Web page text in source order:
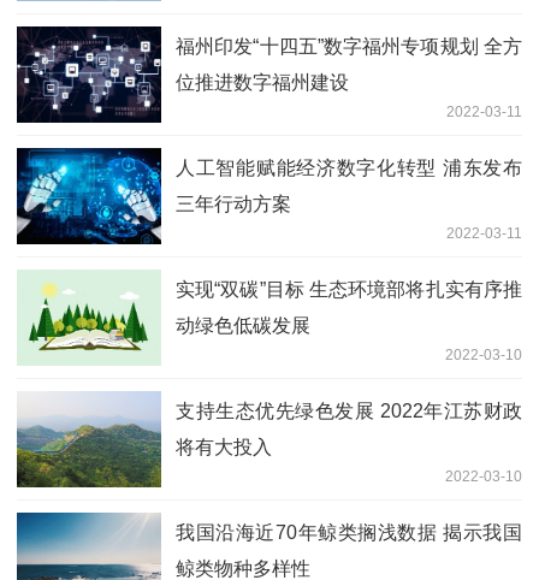
福州印发“十四五”数字福州专项规划 全方
位推进数字福州建设
2022-03-11
人工智能赋能经济数字化转型 浦东发布
三年行动方案
2022-03-11
实现“双碳”目标 生态环境部将扎实有序推
动绿色低碳发展
2022-03-10
支持生态优先绿色发展 2022年江苏财政
将有大投入
2022-03-10
我国沿海近70年鲸类搁浅数据 揭示我国
鲸类物种多样性